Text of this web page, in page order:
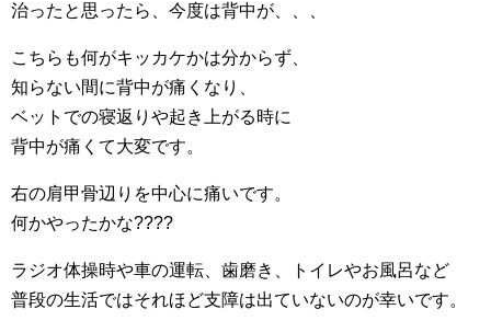
治ったと思ったら、今度は背中が、、、
こちらも何がキッカケかは分からず、
知らない間に背中が痛くなり、
ベットでの寝返りや起き上がる時に
背中が痛くて大変です。
右の肩甲骨辺りを中心に痛いです。
何かやったかな????
ラジオ体操時や車の運転、歯磨き、トイレやお風呂など
普段の生活ではそれほど支障は出ていないのが幸いです。